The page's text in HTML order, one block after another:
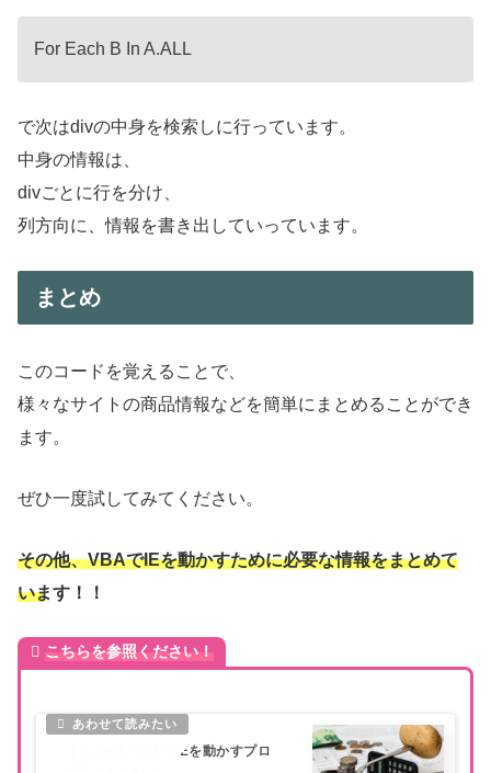
For Each B In A.ALL
で次はdivの中身を検索しに行っています。
中身の情報は、
divごとに行を分け、
列方向に、情報を書き出していっています。
まとめ
このコードを覚えることで、
様々なサイトの商品情報などを簡単にまとめることができ
ます。
ぜひ一度試してみてください。
その他、VBAでIEを動かすために必要な情報をまとめて
います！！
こちらを参照ください！
【まとめ】VBAでIEを動かすプロ